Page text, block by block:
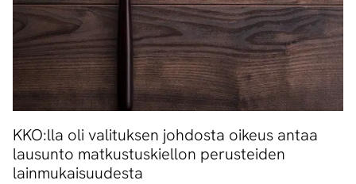
KKO:lla oli valituksen johdosta oikeus antaa
lausunto matkustuskiellon perusteiden
lainmukaisuudesta